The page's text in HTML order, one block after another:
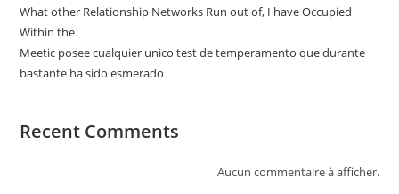
What other Relationship Networks Run out of, I have Occupied
Within the
Meetic posee cualquier unico test de temperamento que durante
bastante ha sido esmerado
Recent Comments
Aucun commentaire à afficher.